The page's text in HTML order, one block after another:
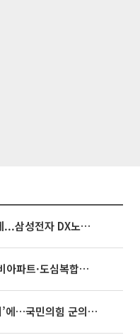
3445억 자사주 지급 마쳤는데...삼성전자 DX노조, 뒤늦은 '떼쓰기 집회'
영끌 '주택공급' 대책 임박⋯비아파트·도심복합까지 총동원
우성빈 기장군수 ‘유튜브 정치’에…국민의힘 군의원들 집단 반발